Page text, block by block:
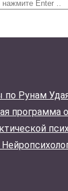
по Рунам
программа